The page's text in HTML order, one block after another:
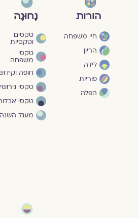
הורות
חיי משפחה
הריון
לידה
פוריות
הפלה
נָחוּגָה
טקסים
וטקסיות
טקסי
משפחה
חופה וקידושין
טקסי גירושין
טקסי אבלות
מעגל השנה